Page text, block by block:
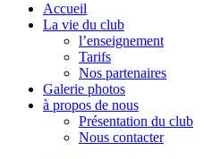
Accueil
La vie du club
l’enseignement
Tarifs
Nos partenaires
Galerie photos
à propos de nous
Présentation du club
Nous contacter